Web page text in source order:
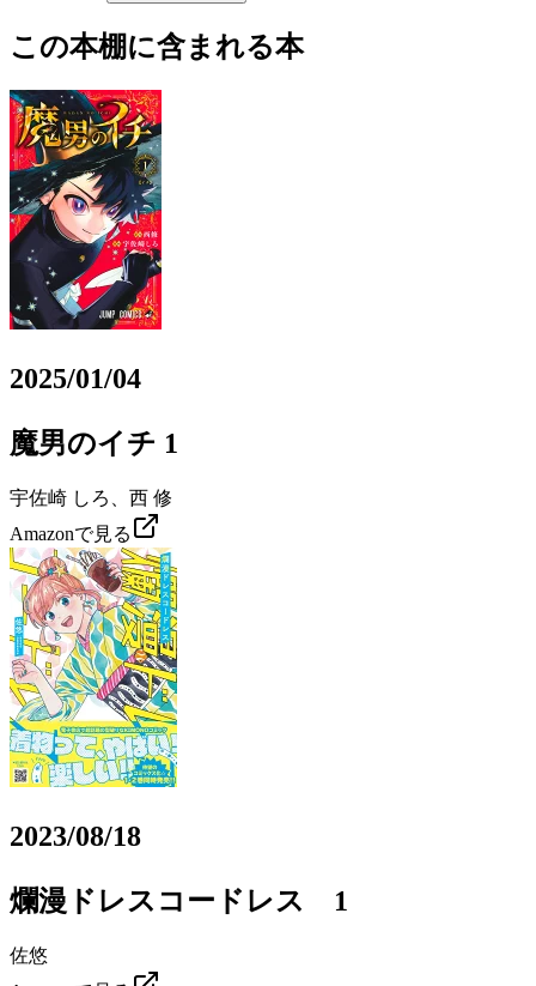
この本棚に含まれる本
2025/01/04
魔男のイチ 1
宇佐崎 しろ、西 修
Amazonで見る
2023/08/18
爛漫ドレスコードレス 1
佐悠